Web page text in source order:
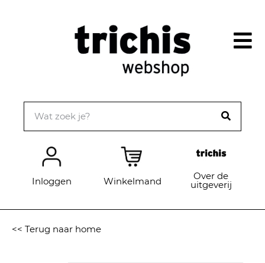
Inloggen Winkelmand Over de
uitgeverij
<< Terug naar home